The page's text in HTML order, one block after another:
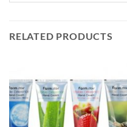
RELATED PRODUCTS